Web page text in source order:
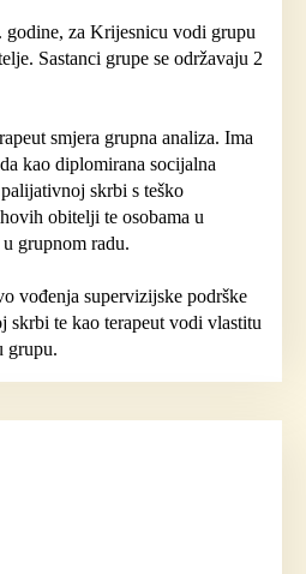
godine, za Krijesnicu vodi grupu
Sastanci grupe se održavaju 2
smjera grupna analiza. Ima
kao diplomirana socijalna
skrbi s teško
obitelji te osobama u
grupnom radu.
vođenja supervizijske podrške
skrbi te kao terapeut vodi vlastitu
grupu.